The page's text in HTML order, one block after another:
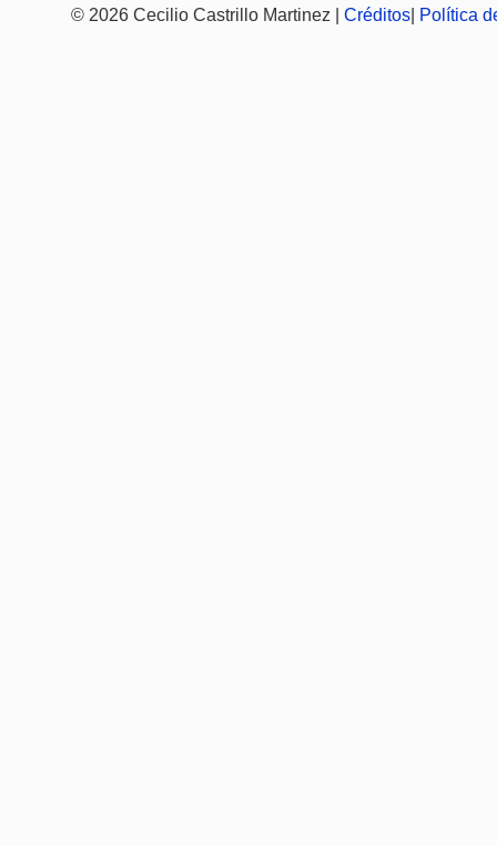
© 2026 Cecilio Castrillo Martinez | Créditos Política